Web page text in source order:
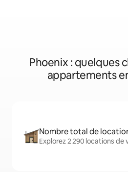
Phoenix : quelques
appartements
Nombre total de
Explorez 2 290 locations de